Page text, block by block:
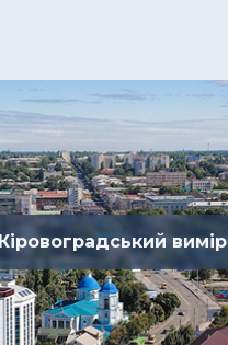
Кіровоградський вимір